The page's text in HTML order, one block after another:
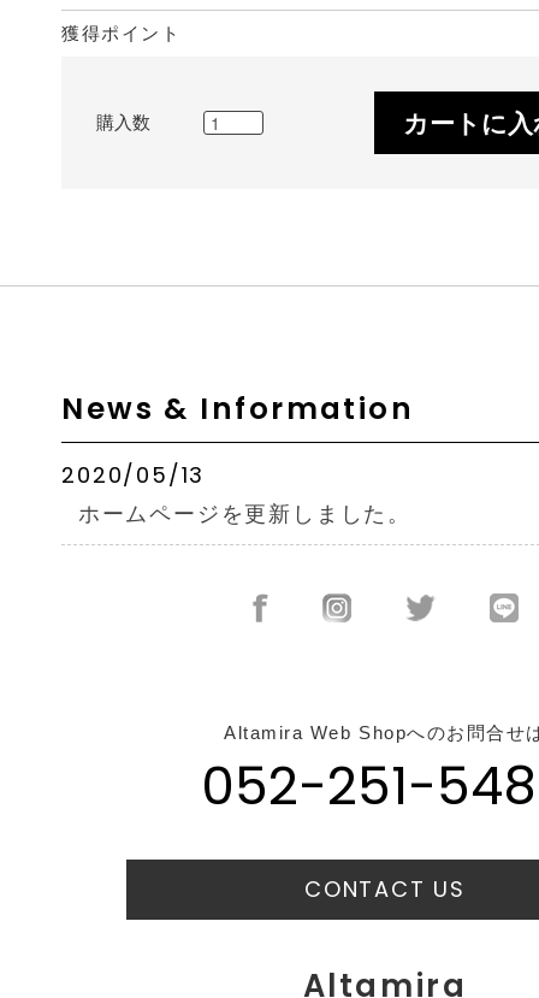
獲得ポイント
購入数 カートに
News & Information
2020/05/13
ホームページを更新しました。
Altamira Web Shopへのお問合せ
052-251-
CONTACT US
Altamira